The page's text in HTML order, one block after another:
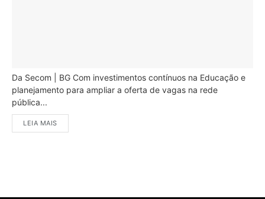
Da Secom | BG Com investimentos contínuos na Educação e
planejamento para ampliar a oferta de vagas na rede
pública...
LEIA MAIS